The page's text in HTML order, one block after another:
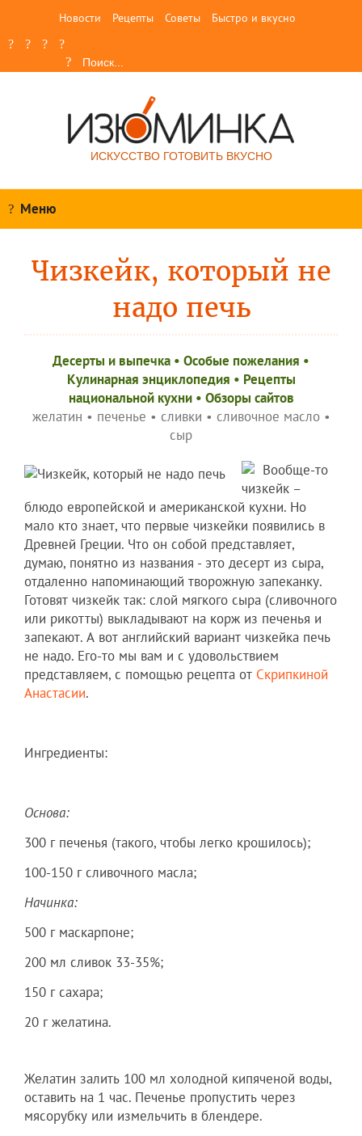
Новости Рецепты Советы Быстро и вкусно
ИСКУССТВО ГОТОВИТЬ ВКУСНО
Меню
Чизкейк, который не
надо печь
Десерты и выпечка • Особые пожелания •
Кулинарная энциклопедия • Рецепты
национальной кухни• Обзоры сайтов
желатин • печенье • сливки • сливочное масло•
сыр
Вообще-то
чизкейк –
блюдо европейской и американской кухни. Но
мало кто знает, что первые чизкейки появились в
Древней Греции. Что он собой представляет,
думаю, понятно из названия - это десерт из сыра,
отдаленно напоминающий творожную запеканку.
Готовят чизкейк так: слой мягкого сыра (сливочного
или рикотты) выкладывают на корж из печенья и
запекают. А вот английский вариант чизкейка печь
не надо. Его-то мы вам и с удовольствием
представляем, с помощью рецепта от Скрипкиной
Анастасии.
Ингредиенты:
Основа:
300 г печенья (такого, чтобы легко крошилось);
100-150 г сливочного масла;
Начинка:
500 г маскарпоне;
200 мл сливок 33-35%;
150 г сахара;
20 г желатина.
Желатин залить 100 мл холодной кипяченой воды,
оставить на 1 час. Печенье пропустить через
мясорубку или измельчить в блендере.